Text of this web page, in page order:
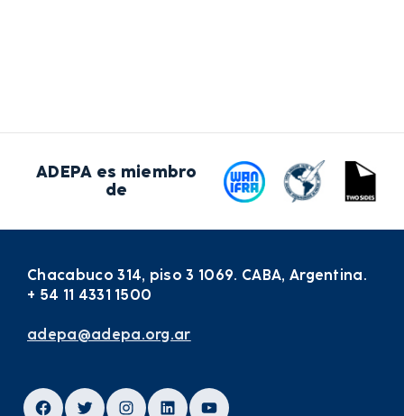
ADEPA es miembro
de
Chacabuco 314, piso 3 1069. CABA, Argentina.
+ 54 11 4331 1500
adepa@adepa.org.ar
Facebook
TwitterInstagram
LinkedInYouTube